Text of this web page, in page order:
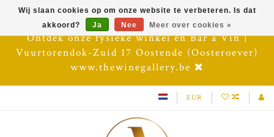
Ontdek onze fysieke winkel en Bar à Vin |
Vuurtorendok-Zuid 17 Oostende (Oosteroever)
www.thewinegallery.be
EUR
Wij slaan cookies op om onze website te verbeteren. Is dat
akkoord?
Ja Nee Meer over cookies »